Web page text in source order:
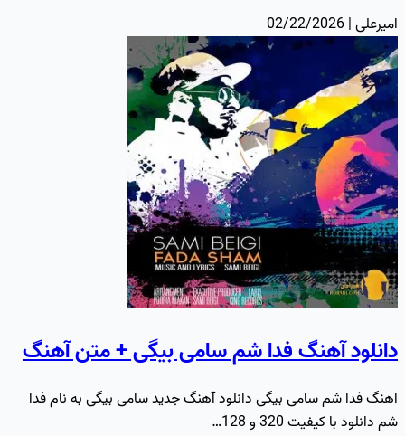
امیرعلی | 02/22/2026
دانلود آهنگ فدا شم سامی بیگی + متن آهنگ
اهنگ فدا شم سامی بیگی دانلود آهنگ جدید سامی بیگی به نام فدا
شم دانلود با کیفیت 320 و 128…